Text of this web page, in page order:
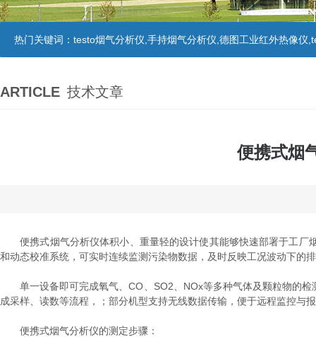
热门关键词： testo烟气分析仪,手持烟气分析仪,德图工业红外热像仪
ARTICLE 技术文章
便携式烟
便携式烟气分析仪体积小、重量轻的设计使其能够快速部署于工厂
和动态校准系统，可实时连续监测污染物数据，及时反映工况波动下的
单一设备即可完成氧气、CO、SO2、NOx等多种气体及颗粒物的检
成采样、读数等流程，；部分机型支持无线数据传输，便于远程监控与
便携式烟气分析仪的测定步骤：